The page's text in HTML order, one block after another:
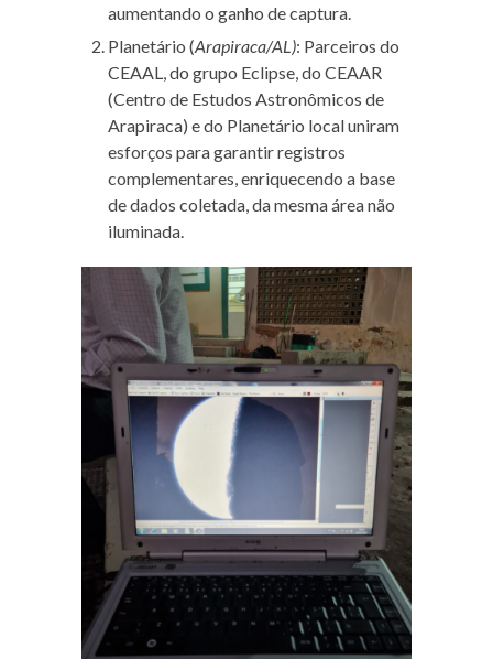
aumentando o ganho de captura.
Planetário (Arapiraca/AL): Parceiros do
CEAAL, do grupo Eclipse, do CEAAR
(Centro de Estudos Astronômicos de
Arapiraca) e do Planetário local uniram
esforços para garantir registros
complementares, enriquecendo a base
de dados coletada, da mesma área não
iluminada.